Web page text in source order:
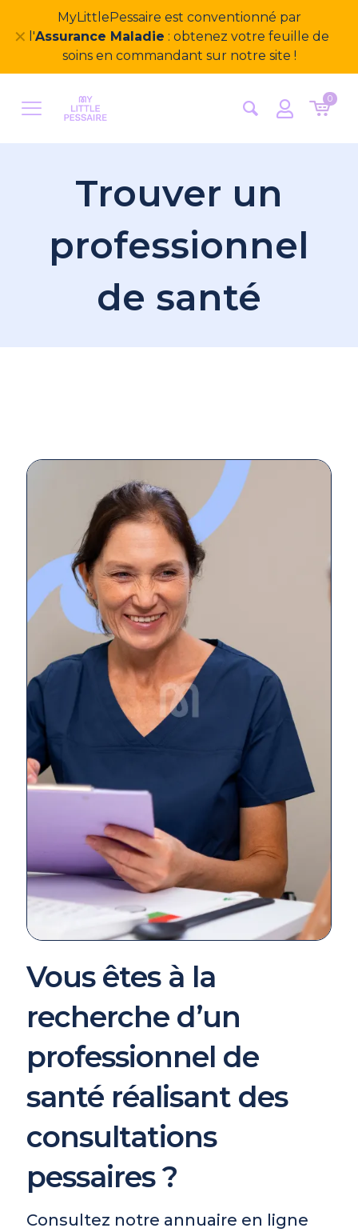
MyLittlePessaire est conventionné par
l'Assurance Maladie : obtenez votre feuille de
soins en commandant sur notre site !
✕
0
Trouver un
professionnel
de santé
Vous êtes à la
recherche d’un
professionnel de
santé réalisant des
consultations
pessaires ?
Consultez notre annuaire en ligne